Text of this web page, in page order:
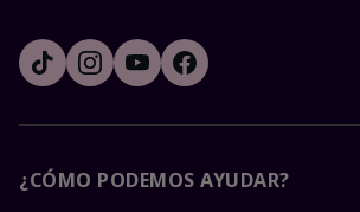
¿CÓMO PODEMOS AYUDAR?